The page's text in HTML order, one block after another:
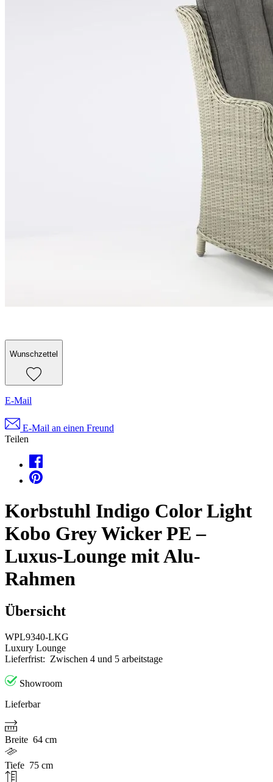
Wunschzettel
E-Mail
E-Mail an einen Freund
Teilen
Korbstuhl Indigo Color Light
Kobo Grey Wicker PE –
Luxus-Lounge mit Alu-
Rahmen
Übersicht
WPL9340-LKG
Luxury Lounge
Lieferfrist: Zwischen 4 und 5 arbeitstage
Showroom
Lieferbar
Breite 64 cm
Tiefe 75 cm